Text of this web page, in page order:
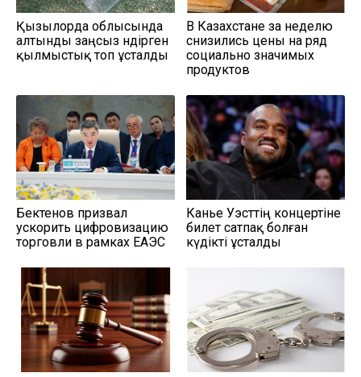
Қызылорда облысында
алтынды заңсыз өндірген
қылмыстық топ ұсталды
В Казахстане за неделю
снизились цены на ряд
социально значимых
продуктов
Бектенов призвал
ускорить цифровизацию
торговли в рамках ЕАЭС
Канье Уэсттің концертіне
билет сатпақ болған
күдікті ұсталды